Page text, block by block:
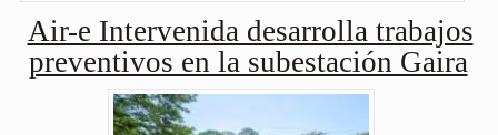
Air-e Intervenida desarrolla trabajos
preventivos en la subestación Gaira